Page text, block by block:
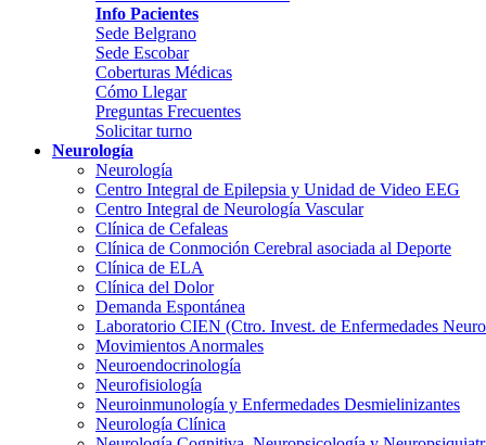
Info Pacientes
Sede Belgrano
Sede Escobar
Coberturas Médicas
Cómo Llegar
Preguntas Frecuentes
Solicitar turno
Neurología
Neurología
Centro Integral de Epilepsia y Unidad de Video EEG
Centro Integral de Neurología Vascular
Clínica de Cefaleas
Clínica de Conmoción Cerebral asociada al Deporte
Clínica de ELA
Clínica del Dolor
Demanda Espontánea
Laboratorio CIEN (Ctro. Invest. de Enfermedades
Movimientos Anormales
Neuroendocrinología
Neurofisiología
Neuroinmunología y Enfermedades Desmielinizantes
Neurología Clínica